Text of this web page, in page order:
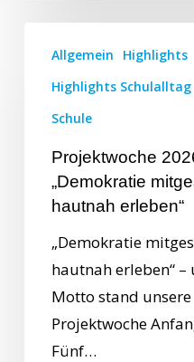
Allgemein
Highlights
Highlights Schulalltag
Schule
Projektwoche
„Demokratie
hautnah erleben“
„Demokratie
hautnah erleben“
Motto stand unsere
Projektwoche
Fünf…